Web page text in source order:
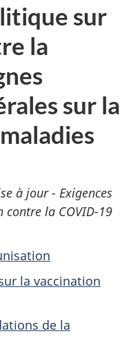
sur
la
sur la
à jour - Exigences
contre la COVID-19
la vaccination
de la